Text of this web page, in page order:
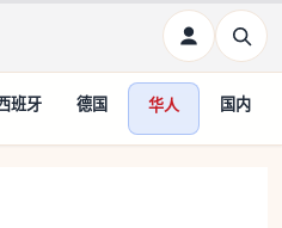
班牙 德国 华人 国内